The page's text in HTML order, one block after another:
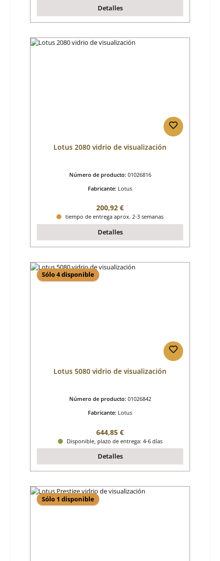
Detalles
Lotus 2080 vidrio de visualización
Número de producto: 01026816
Fabricante: Lotus
Precio normal:
200,92 €
tiempo de entrega aprox. 2-3 semanas
Detalles
Sólo 4 disponible
Lotus 5080 vidrio de visualización
Número de producto: 01026842
Fabricante: Lotus
Precio normal:
644,85 €
Disponible, plazo de entrega: 4-6 días
Detalles
Sólo 1 disponible